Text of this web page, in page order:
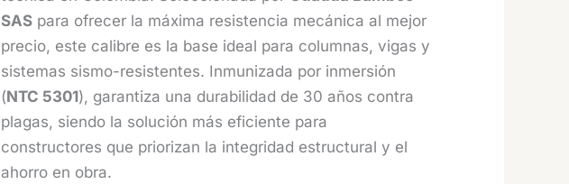
SASpara ofrecer la máxima resistencia mecánica al mejor
precio, este calibre es la base ideal para columnas, vigas y
sistemas sismo-resistentes. Inmunizada por inmersión
(NTC 5301), garantiza una durabilidad de 30 años contra
plagas, siendo la solución más eficiente para
constructores que priorizan la integridad estructural y el
ahorro en obra.